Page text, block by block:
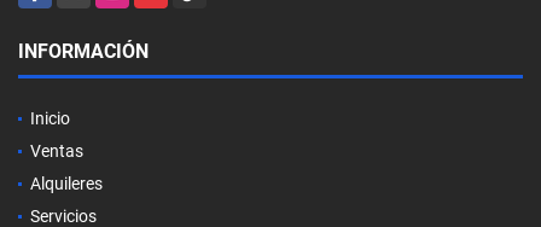
INFORMACIÓN
Inicio
Ventas
Alquileres
Servicios